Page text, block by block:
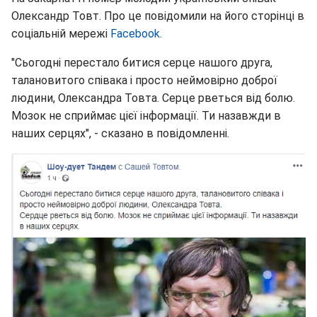
Олександр Товт. Про це повідомили на його сторінці в
соціальній мережі Facebook.
"Сьогодні перестало битися серце нашого друга,
талановитого співака і просто неймовірно доброї
людини, Олександра Товта. Серце рветься від болю.
Мозок не сприймає цієї інформації. Ти назавжди в
наших серцях", - сказано в повідомленні.